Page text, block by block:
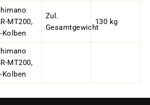
MT200,
Kolben
Zul.
Gesamtgewicht
130 kg
MT200,
Kolben